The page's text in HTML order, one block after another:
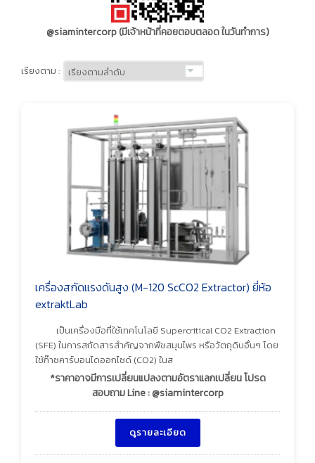
@siamintercorp(มีเจ้าหน้าที่คอยตอบตลอด ในวันทำการ)
เรียงตาม :
เครื่องสกัดแรงดันสูง (M-120 ScCO2 Extractor) ยี่ห้อ
extraktLab
เป็นเครื่องมือที่ใช้เทคโนโลยี Supercritical CO2 Extraction
(SFE) ในการสกัดสารสำคัญจากพืชสมุนไพร หรือวัตถุดิบอื่นๆ โดย
ใช้ก๊าซคาร์บอนไดออกไซด์ (CO2) ในส
*ราคาอาจมีการเปลี่ยนแปลงตามอัตราแลกเปลี่ยน โปรด
สอบถาม Line : @siamintercorp
ดูรายละเอียด